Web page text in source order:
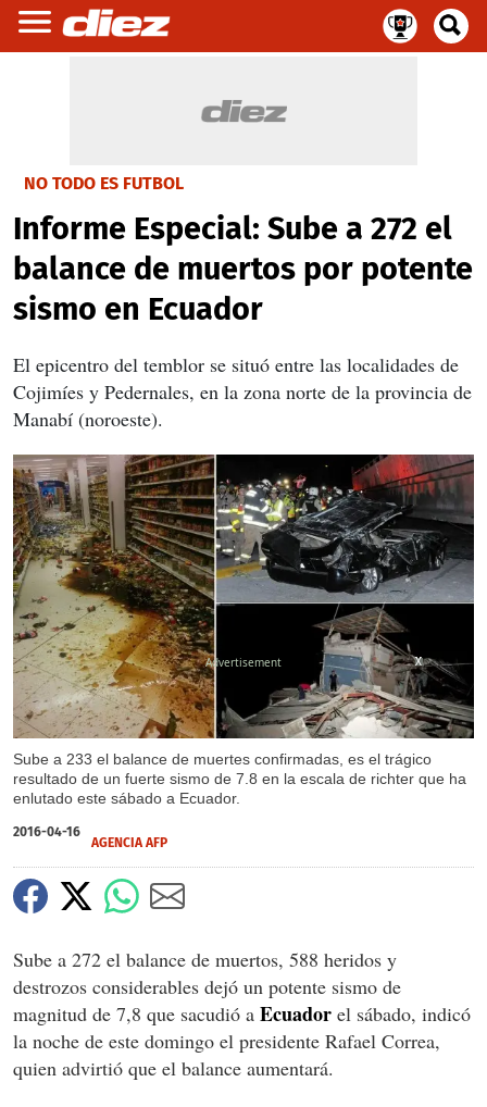
NO TODO ES FUTBOL
Informe Especial: Sube a 272 el
balance de muertos por potente
sismo en Ecuador
El epicentro del temblor se situó entre las localidades de
Cojimíes y Pedernales, en la zona norte de la provincia de
Manabí (noroeste).
Sube a 233 el balance de muertes confirmadas, es el trágico
resultado de un fuerte sismo de 7.8 en la escala de richter que ha
enlutado este sábado a Ecuador.
X
X
X
2016-04-16
AGENCIA AFP
Sube a 272 el balance de muertos, 588 heridos y
destrozos considerables dejó un potente sismo de
magnitud de 7,8 que sacudió a Ecuador el sábado, indicó
la noche de este domingo el presidente Rafael Correa,
quien advirtió que el balance aumentará.